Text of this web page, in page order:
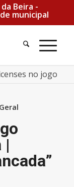
Beira -
municipal
no jogo
Geral
|